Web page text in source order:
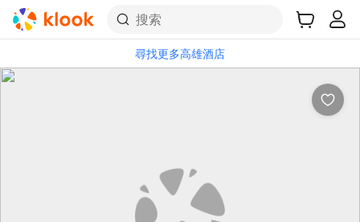
搜索
尋找更多高雄酒店